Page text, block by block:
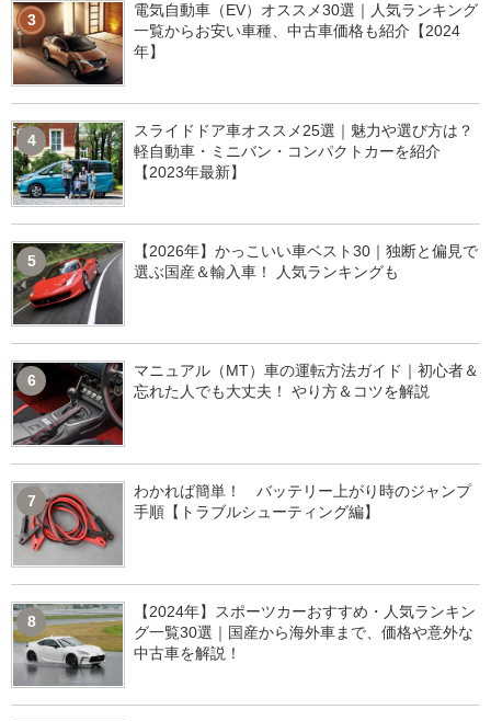
3
電気自動車（EV）オススメ30選｜人気ランキング
一覧からお安い車種、中古車価格も紹介【2024
年】
4
スライドドア車オススメ25選｜魅力や選び方は？
軽自動車・ミニバン・コンパクトカーを紹介
【2023年最新】
5
【2026年】かっこいい車ベスト30｜独断と偏見で
選ぶ国産＆輸入車！ 人気ランキングも
6
マニュアル（MT）車の運転方法ガイド｜初心者＆
忘れた人でも大丈夫！ やり方＆コツを解説
7
わかれば簡単！ バッテリー上がり時のジャンプ
手順【トラブルシューティング編】
8
【2024年】スポーツカーおすすめ・人気ランキン
グ一覧30選｜国産から海外車まで、価格や意外な
中古車を解説！